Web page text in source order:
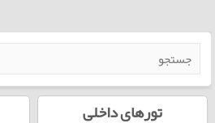
تورهای داخلی